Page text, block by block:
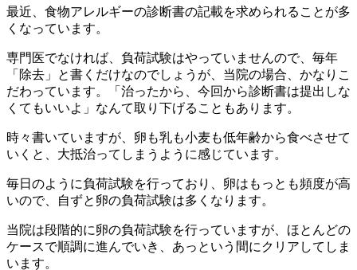
最近、食物アレルギーの診断書の記載を求められることが多
くなっています。
専門医でなければ、負荷試験はやっていませんので、毎年
「除去」と書くだけなのでしょうが、当院の場合、かなりこ
だわっています。「治ったから、今回から診断書は提出しな
くてもいいよ」なんて取り下げることもあります。
時々書いていますが、卵も乳も小麦も低年齢から食べさせて
いくと、大抵治ってしまうように感じています。
毎日のように負荷試験を行っており、卵はもっとも頻度が高
いので、自ずと卵の負荷試験は多くなります。
当院は段階的に卵の負荷試験を行っていますが、ほとんどの
ケースで順調に進んでいき、あっという間にクリアしてしま
います。